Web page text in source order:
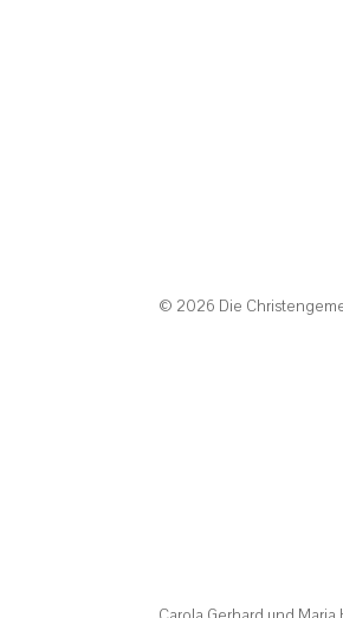
© 2026 Die